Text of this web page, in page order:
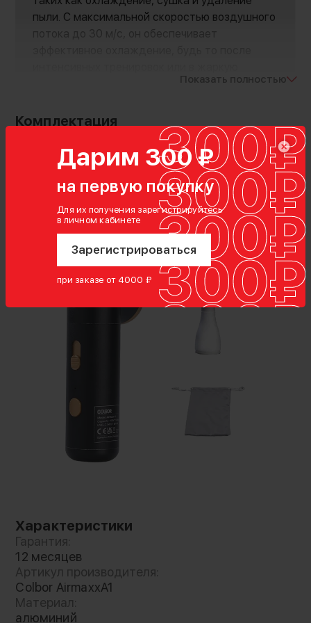
Дарим 300 ₽
на первую покупку
Для их получения зарегистрируйтесь
в личном кабинете
Зарегистрироваться
при заказе от 4000 ₽
пыли. С максимальной скоростью воздушного
потока до 30 м/с, он обеспечивает
погоду. Компактные размеры и вес - 310 г
повседневного использования
Продуманная конструкция
авиационного алюминия, что гарантирует его
долговечность и устойчивость к
повреждениям. AirMaxx A1 оснащен
аккумулятором емкостью 1100 мАч, который
поддерживает до 15 минут работы при
полной мощности. Бесступенчатая
регулировка скорости позволяет выбрать
Показать полностью
Комплектация
насадка
чехол
Характеристики
Гарантия:
12 месяцев
Артикул производителя:
Colbor AirmaxxA1
Материал:
алюминий